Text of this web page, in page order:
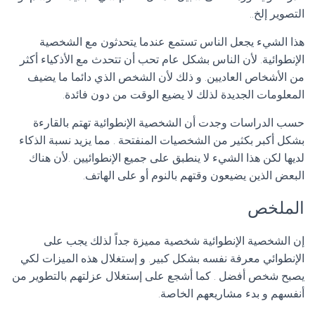
التصوير إلخ..
هذا الشيء يجعل الناس تستمع عندما يتحدثون مع الشخصية
الإنطوائية. لأن الناس بشكل عام تحب أن تتحدث مع الأذكياء أكثر
من الأشخاص العاديين. و ذلك لأن الشخص الذي دائما ما يضيف
المعلومات الجديدة لذلك لا يضيع الوقت من دون فائدة.
حسب الدراسات وجدت أن الشخصية الإنطوائية تهتم بالقارءة
بشكل أكبر بكثير من الشخصيات المنفتحة . مما يزيد نسبة الذكاء
لديها لكن هذا الشيء لا ينطبق على جميع الإنطوائيين .لأن هناك
البعض الذين يضيعون وقتهم بالنوم أو على الهاتف.
الملخص
إن الشخصية الإنطوائية شخصية مميزة جداً لذلك يجب على
الإنطوائي معرفة نفسه بشكل كبير. و إستغلال هذه الميزات لكي
يصبح شخص أفضل . كما أشجع على إستغلال عزلتهم بالتطوير من
أنفسهم و بدء مشاريعهم الخاصة.